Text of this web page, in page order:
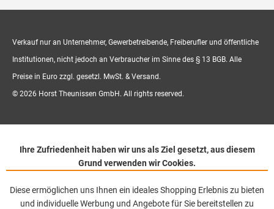
Verkauf nur an Unternehmer, Gewerbetreibende, Freiberufler und öffentliche
Institutionen, nicht jedoch an Verbraucher im Sinne des § 13 BGB. Alle
Preise in Euro zzgl. gesetzl. MwSt. & Versand.
© 2026 Horst Theunissen GmbH. All rights reserved.
Ihre Zufriedenheit haben wir uns als Ziel gesetzt, aus diesem
Grund verwenden wir Cookies.
Diese ermöglichen uns Ihnen ein ideales Shopping Erlebnis zu bieten
und individuelle Werbung und Angebote für Sie bereitstellen zu